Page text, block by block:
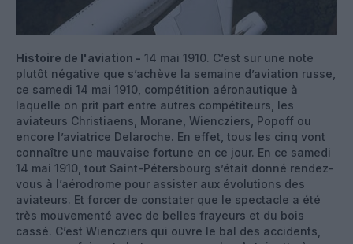
Histoire de l'aviation - 14 mai 1910. C’est sur une note
plutôt négative que s’achève la semaine d’aviation russe,
ce samedi 14 mai 1910, compétition aéronautique à
laquelle on prit part entre autres compétiteurs, les
aviateurs Christiaens, Morane, Wiencziers, Popoff ou
encore l’aviatrice Delaroche. En effet, tous les cinq vont
connaître une mauvaise fortune en ce jour. En ce samedi
14 mai 1910, tout Saint-Pétersbourg s’était donné rendez-
vous à l’aérodrome pour assister aux évolutions des
aviateurs. Et forcer de constater que le spectacle a été
très mouvementé avec de belles frayeurs et du bois
cassé. C’est Wiencziers qui ouvre le bal des accidents,